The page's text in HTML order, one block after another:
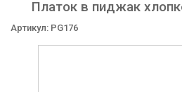
Платок в пиджак
Артикул: PG176